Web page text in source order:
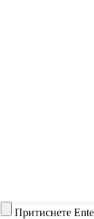
Притиснете